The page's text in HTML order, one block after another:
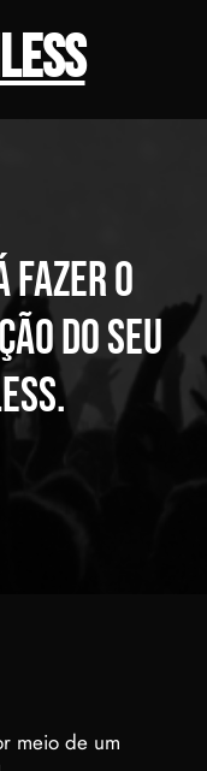
fazer o
do seu
meio de um